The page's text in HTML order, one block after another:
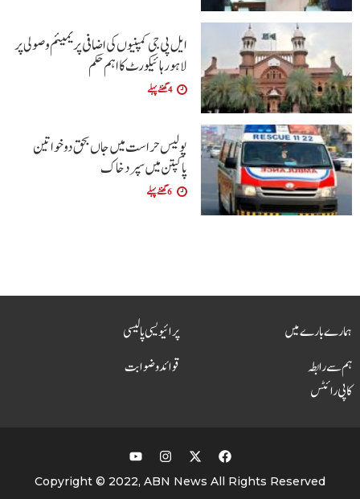
ایل پی جی کمپنیوں کی اضافی پریمیئم وصولی پر
لاہور ہائیکورٹ کا اہم حکم
4 گھنٹے پہلے
پولیس حراست میں جاں بحق دو خواتین
پاکپتن میں سپرد خاک
6 گھنٹے پہلے
ہمارے بارے میں
ہم سے رابطہ
پرائیویسی پالیسی
قوائد و ضوابت
کاپی رائٹس
Copyright © 2022, ABN News All Rights Reserved